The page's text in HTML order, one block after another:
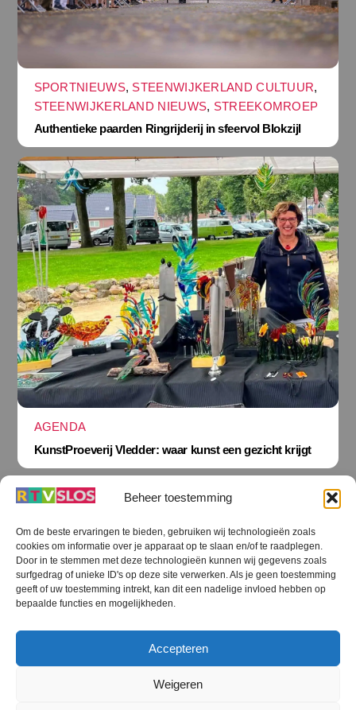
Beheer toestemming
Om de beste ervaringen te bieden, gebruiken wij technologieën zoals
cookies om informatie over je apparaat op te slaan en/of te raadplegen.
Door in te stemmen met deze technologieën kunnen wij gegevens zoals
surfgedrag of unieke ID's op deze site verwerken. Als je geen toestemming
geeft of uw toestemming intrekt, kan dit een nadelige invloed hebben op
bepaalde functies en mogelijkheden.
Accepteren
Weigeren
SPORTNIEUWS, STEENWIJKERLAND CULTUUR,
STEENWIJKERLAND NIEUWS, STREEKOMROEP
Authentieke paarden Ringrijderij in sfeervol Blokzijl
AGENDA
KunstProeverij Vledder: waar kunst een gezicht krijgt
Terug
naar
boven
RTV SLOS
RTV SLOS ANBI